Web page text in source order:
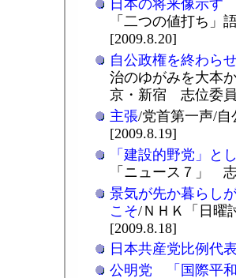
日本の将来像示す
「二つの値打ち
[2009.8.20]
自公政権を終わら
治のゆがみを大本
京・新宿 志位委員
主張/党首第一声/自
[2009.8.19]
「建設的野党」と
「ニュース７」
景気が先か暮らし
こそ/ＮＨＫ「日曜
[2009.8.18]
日本共産党比例代
公明党 「国際平